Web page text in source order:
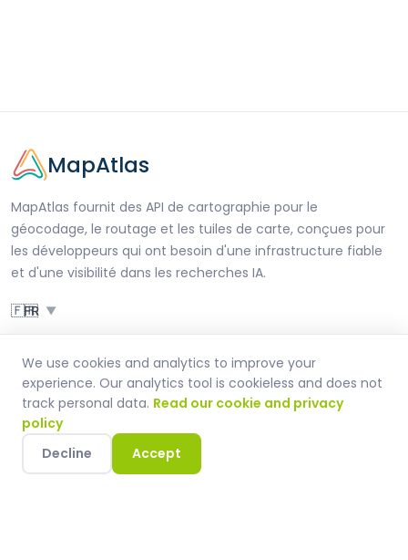
MapAtlas
MapAtlas fournit des API de cartographie pour le
géocodage, le routage et les tuiles de carte, conçues pour
les développeurs qui ont besoin d'une infrastructure fiable
et d'une visibilité dans les recherches IA.
🇫🇷
FR ▼
Tarifs
Agences
MapMetrics
AI SEO Checker Blog
Documentation
FAQs
À propos
Contact
We use cookies and analytics to improve your
experience. Our analytics tool is cookieless and does not
track personal data. Read our cookie and privacy
policy
Decline
Accept